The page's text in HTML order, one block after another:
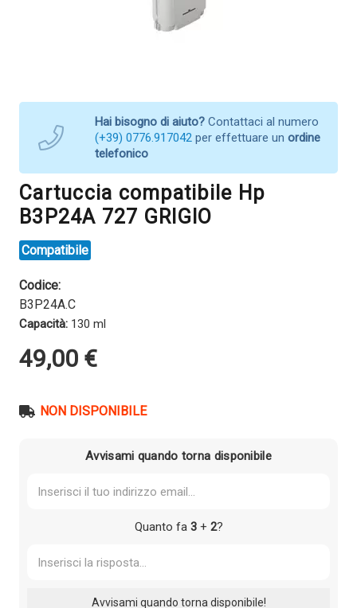
Hai bisogno di aiuto? Contattaci al numero
(+39) 0776.917042 per effettuare un ordine
telefonico
Cartuccia compatibile Hp
B3P24A 727 GRIGIO
Compatibile
Codice:
B3P24A.C
Capacità: 130 ml
49,00 €
NON DISPONIBILE
Avvisami quando torna disponibile
Quanto fa 3+ 2?